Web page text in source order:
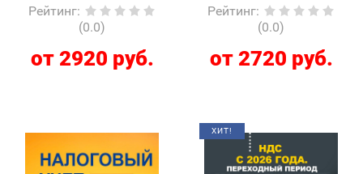
Рейтинг:
(0.0)
от 2920 руб.
Рейтинг:
(0.0)
от 2720 руб.
ХИТ!